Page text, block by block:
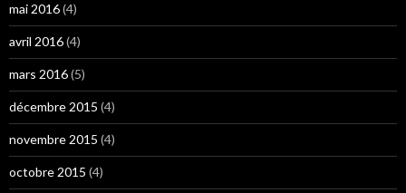
mai 2016(4)
avril 2016(4)
mars 2016(5)
décembre 2015 (4)
novembre 2015 (4)
octobre 2015 (4)